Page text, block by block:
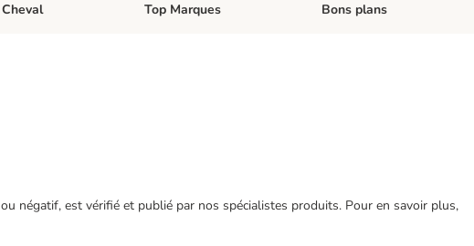
les catégories: Oiseau
Cheval Dérouler les catégories: Cheval
Top Marques Dérouler les catégories: Top
Bons plans
négatif, est vérifié et publié par nos spécialistes produits. Pour en savoir plus,